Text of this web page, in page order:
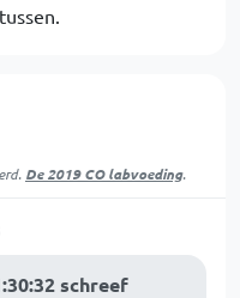
De 2019 CO labvoeding.
schreef